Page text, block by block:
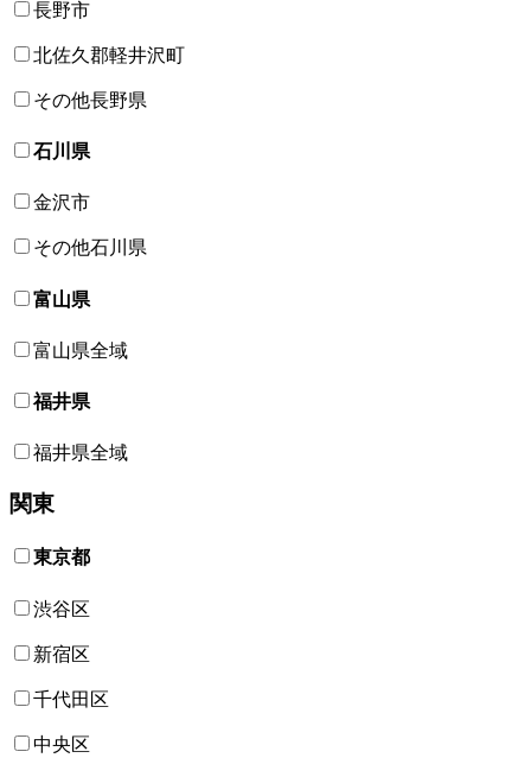
長野市
北佐久郡軽井沢町
その他長野県
石川県
金沢市
その他石川県
富山県
富山県全域
福井県
福井県全域
関東
東京都
渋谷区
新宿区
千代田区
中央区